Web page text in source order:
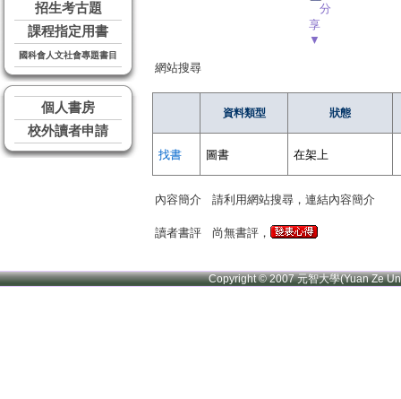
招生考古題
課程指定用書
國科會人文社會專題書目
個人書房
校外讀者申請
分
享
▼
網站搜尋
資料類型 狀態
找書 圖書 在架上
內容簡介 請利用網站搜尋，連結內容簡介
讀者書評 尚無書評，
Copyright © 2007 元智大學(Yuan Ze